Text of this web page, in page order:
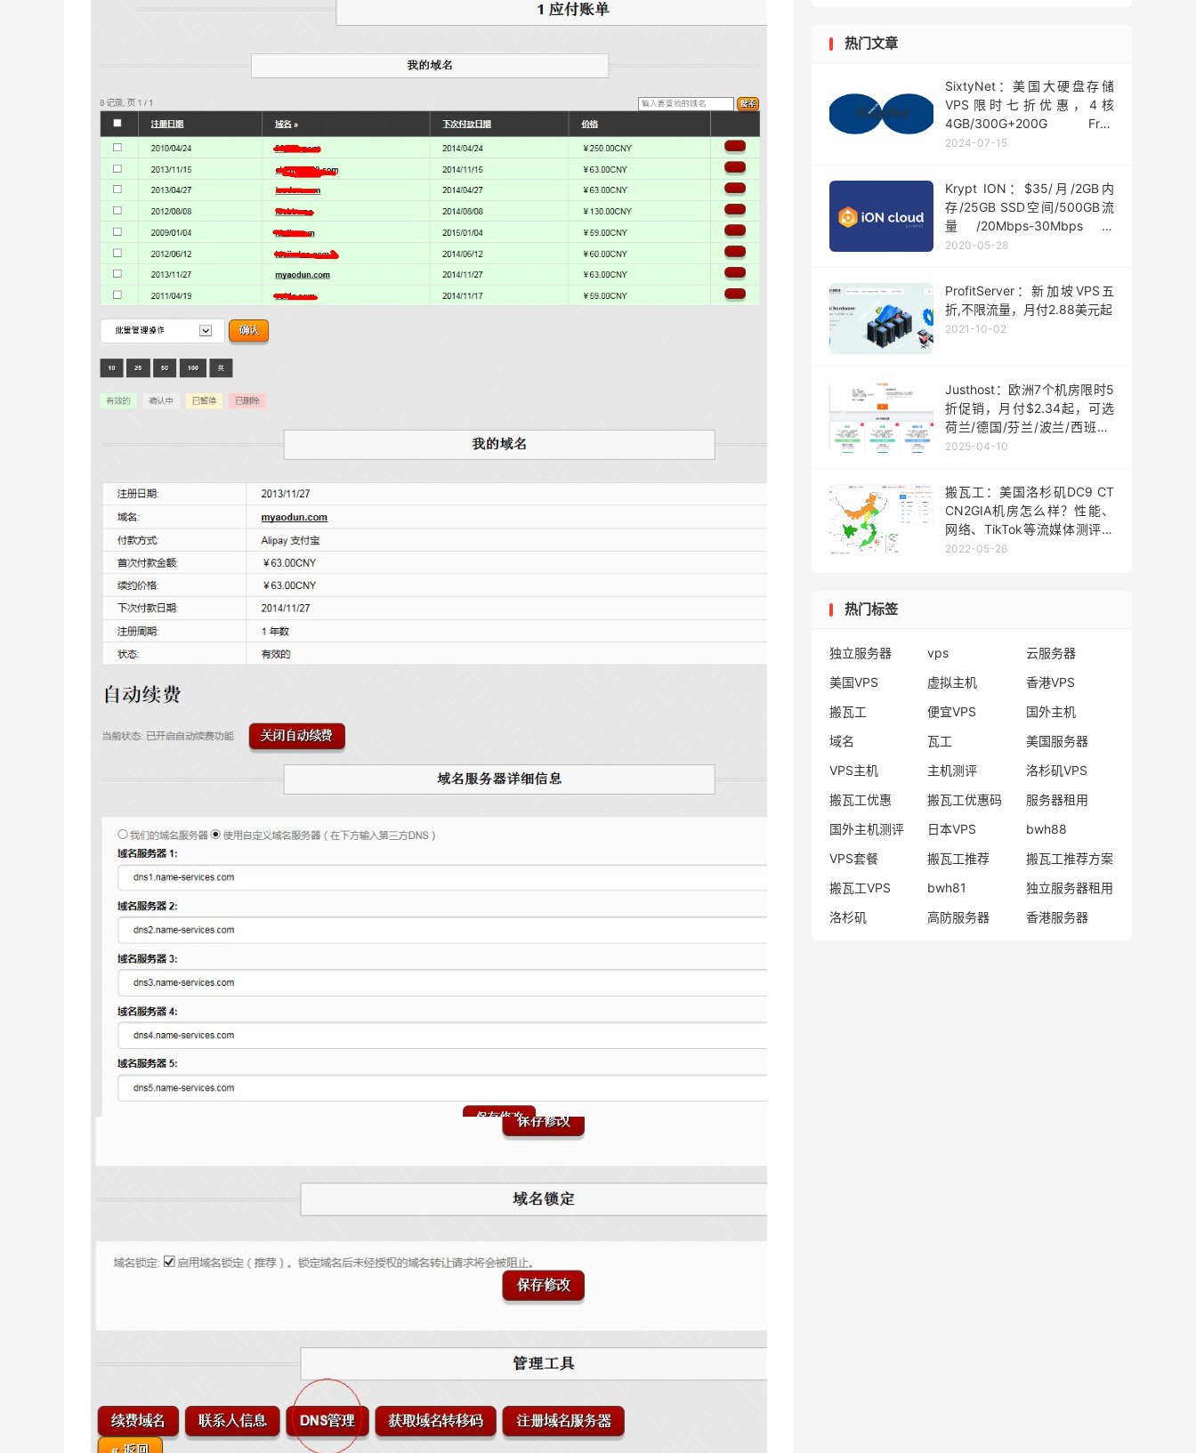
热门文章
SixtyNet：美国大硬盘存储
VPS限时七折优惠，4核
4GB/300G+200G Free
Bonus RAID 10，10Gbps@10
2024-07-15
Krypt ION：$35/月/2GB内
存/25GB SSD空间/500GB流
量/20Mbps-30Mbps端
口/KVM/圣何塞CN2 GIA
2020-05-28
ProfitServer：新加坡VPS五
折,不限流量，月付2.88美元起
2021-10-02
Justhost：欧洲7个机房限时5
折促销，月付$2.34起，可选
荷兰/德国/芬兰/波兰/西班牙/
爱尔兰/葡萄牙机房
2025-04-10
搬瓦工：美国洛杉矶DC9 CT
CN2GIA机房怎么样？性能、
网络、TikTok等流媒体测评数
据分享
2022-05-26
热门标签
独立服务器 vps
云服务器
美国VPS
虚拟主机
香港VPS
搬瓦工
便宜VPS
国外主机
域名
瓦工
美国服务器
VPS主机
主机测评
洛杉矶VPS
搬瓦工优惠
搬瓦工优惠码
服务器租用
国外主机测评
日本VPS
bwh88
VPS套餐
搬瓦工推荐
搬瓦工推荐方案
搬瓦工VPS
bwh81
独立服务器租用
洛杉矶
高防服务器 香港服务器